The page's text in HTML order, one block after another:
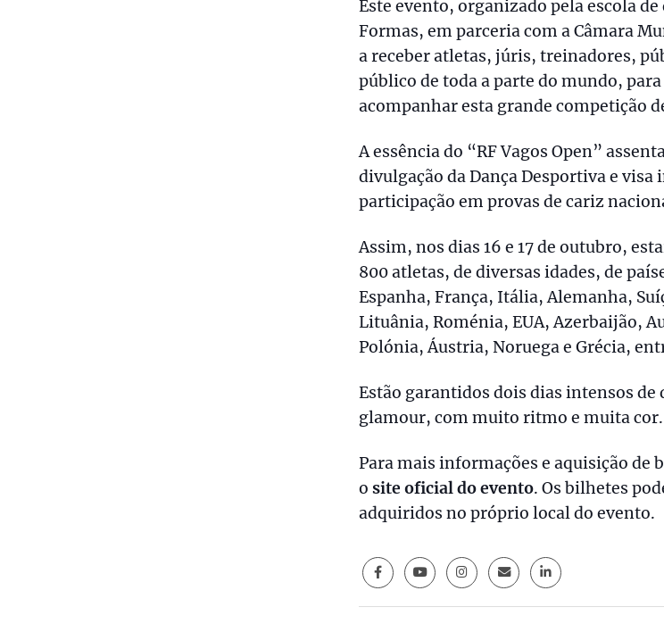
Este evento, organizado pela escola de
Formas, em parceria com a Câmara
a receber atletas, júris, treinadores,
público de toda a parte do mundo,
acompanhar esta grande competição
A essência do “RF Vagos Open”
divulgação da Dança Desportiva e visa
participação em provas de cariz
Assim, nos dias 16 e 17 de outubro,
800 atletas, de diversas idades, de
Espanha, França, Itália, Alemanha,
Lituânia, Roménia, EUA, Azerbaijão,
Polónia, Áustria, Noruega e Grécia,
Estão garantidos dois dias intensos de
glamour, com muito ritmo e muita cor.
Para mais informações e aquisição de
o site oficial do evento. Os bilhetes
adquiridos no próprio local do evento.